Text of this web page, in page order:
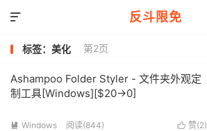
反斗限免

标签：美化 第2页
Ashampoo Folder Styler - 文件夹外观定
制工具[Windows][$20→0]
 赞(2)
 Windows 阅读(844)